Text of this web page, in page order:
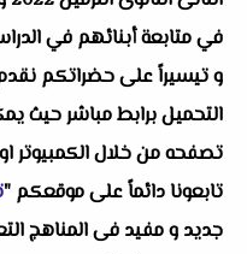
في متابعة أبنائهم في
التحميل برابط مباشر حيث
تصفحه من خلال الكمبيوتر او
تابعونا دائماً على موقعكم "
جديد و مفيد فى المناهج